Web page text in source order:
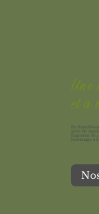
Une
et à
En
terre de
fragment de
hommage à